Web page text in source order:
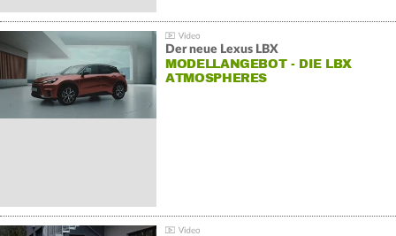
Der neue Lexus LBX
MODELLANGEBOT - DIE LBX
ATMOSPHERES